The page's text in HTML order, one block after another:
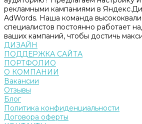
рекламными кампаниями в
AdWords. Наша команда
специалистов постоянно работает
ваших кампаний, чтобы достичь
ДИЗАЙН
ПОДДЕРЖКА САЙТА
ПОРТФОЛИО
О КОМПАНИИ
Вакансии
Отзывы
Блог
Политика конфиденциальности
Договора оферты